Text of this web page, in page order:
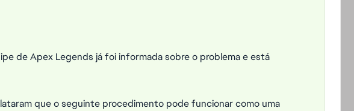
de Apex Legends já foi informada sobre o problema e está
que o seguinte procedimento pode funcionar como uma